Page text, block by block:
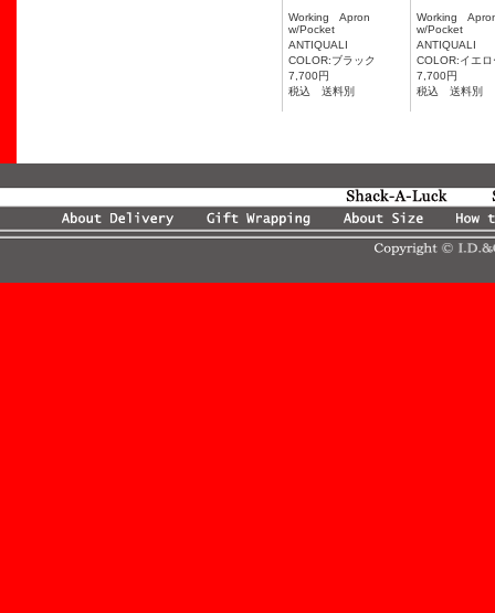
Working Apron
w/Pocket
ANTIQUALI
COLOR:ブラック
7,700円
税込 送料別
Working
w/Pocket
ANTIQUALI
COLOR:イエロ
7,700円
税込 送料別